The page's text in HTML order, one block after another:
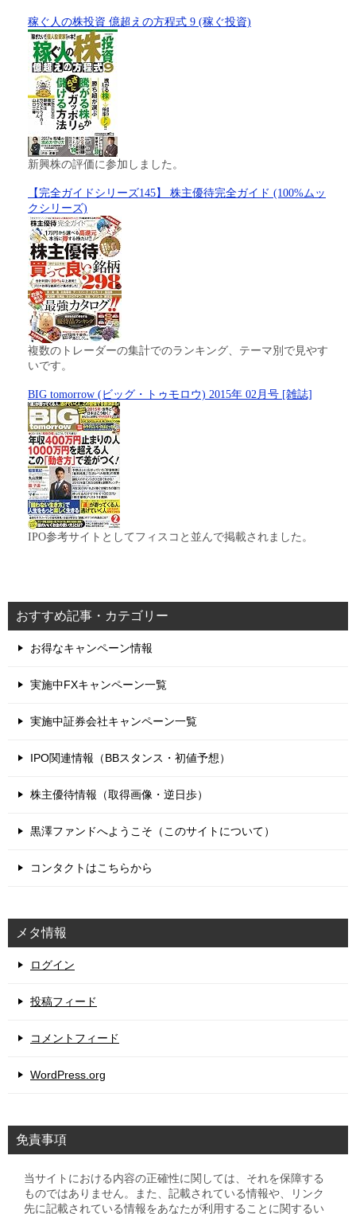
稼ぐ人の株投資 億超えの方程式 9 (稼ぐ投資)
新興株の評価に参加しました。
【完全ガイドシリーズ145】 株主優待完全ガイド (100%ムッ
クシリーズ)
複数のトレーダーの集計でのランキング、テーマ別で見やす
いです。
BIG tomorrow (ビッグ・トゥモロウ) 2015年 02月号 [雑誌]
IPO参考サイトとしてフィスコと並んで掲載されました。
おすすめ記事・カテゴリー
お得なキャンペーン情報
実施中FXキャンペーン一覧
実施中証券会社キャンペーン一覧
IPO関連情報（BBスタンス・初値予想）
株主優待情報（取得画像・逆日歩）
黒澤ファンドへようこそ（このサイトについて）
コンタクトはこちらから
メタ情報
ログイン
投稿フィード
コメントフィード
WordPress.org
免責事項
当サイトにおける内容の正確性に関しては、それを保障する
ものではありません。また、記載されている情報や、リンク
先に記載されている情報をあなたが利用することに関するい